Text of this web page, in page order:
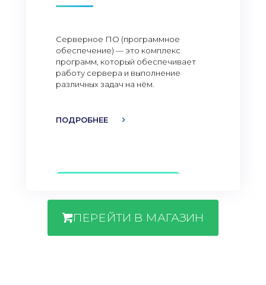
Серверное ПО (программное
обеспечение) — это комплекс
программ, который обеспечивает
работу сервера и выполнение
различных задач на нём.
ПОДРОБНЕЕ
ПЕРЕЙТИ В МАГАЗИН